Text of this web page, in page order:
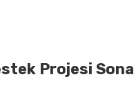
Projesi Sona